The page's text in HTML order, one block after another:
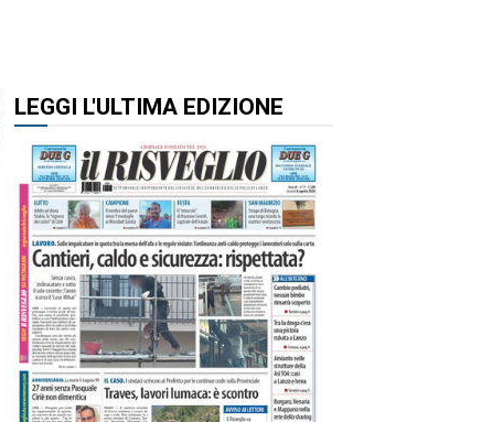
LEGGI L'ULTIMA EDIZIONE